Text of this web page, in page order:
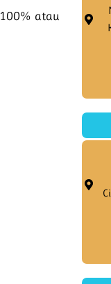
atau